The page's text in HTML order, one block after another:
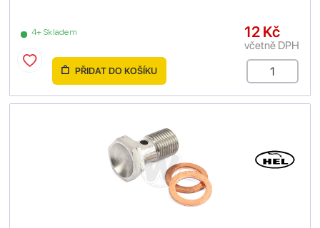
4+ Skladem 12 Kč
včetně DPH
PŘIDAT DO KOŠÍKU